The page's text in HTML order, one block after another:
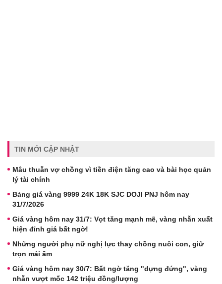
TIN MỚI CẬP NHẬT
Mâu thuẫn vợ chồng vì tiền điện tăng cao và bài học quản
lý tài chính
Bảng giá vàng 9999 24K 18K SJC DOJI PNJ hôm nay
31/7/2026
Giá vàng hôm nay 31/7: Vọt tăng mạnh mẽ, vàng nhẫn xuất
hiện đỉnh giá bất ngờ!
Những người phụ nữ nghị lực thay chồng nuôi con, giữ
trọn mái ấm
Giá vàng hôm nay 30/7: Bất ngờ tăng "dựng đứng", vàng
nhẫn vượt mốc 142 triệu đồng/lượng